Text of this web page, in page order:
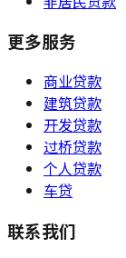
更多服务
商业贷款
建筑贷款
开发贷款
过桥贷款
个人贷款
车贷
联系我们